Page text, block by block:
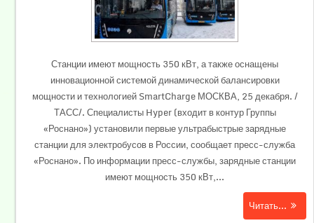
Станции имеют мощность 350 кВт, а также оснащены
инновационной системой динамической балансировки
мощности и технологией SmartCharge МОСКВА, 25 декабря. /
ТАСС/. Специалисты Hyper (входит в контур Группы
«Роснано») установили первые ультрабыстрые зарядные
станции для электробусов в России, сообщает пресс-служба
«Роснано». По информации пресс-службы, зарядные станции
имеют мощность 350 кВт,...
Читать...